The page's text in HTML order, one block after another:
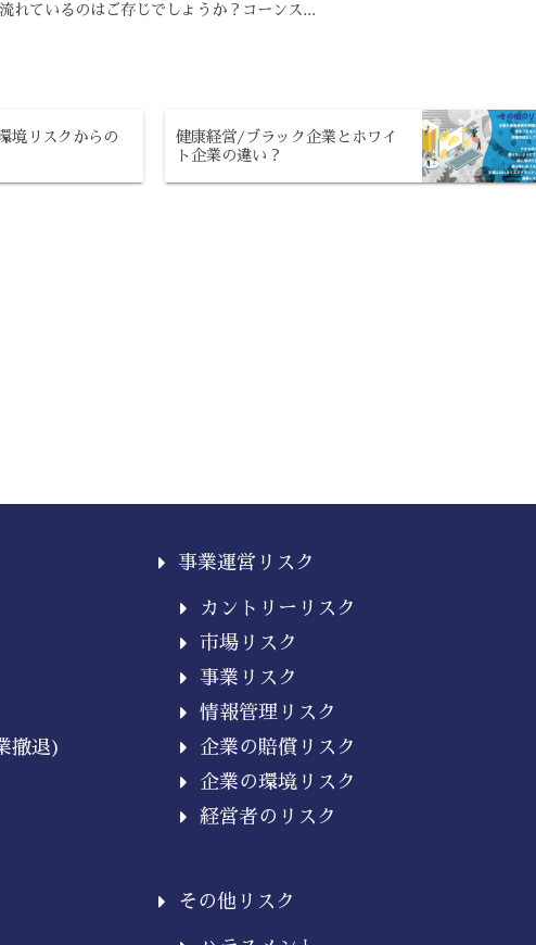
れているのはご存じでしょうか？コーンス...
境リスクからの
健康経営/ブラック企業とホワイ
ト企業の違い？
撤退)
事業運営リスク
カントリーリスク
市場リスク
事業リスク
情報管理リスク
企業の賠償リスク
企業の環境リスク
経営者のリスク
その他リスク